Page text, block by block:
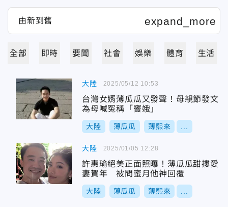
全部 即時 要聞 社會 娛樂 體育 生活
大陸
台灣女婿薄瓜瓜又發聲！母親節發文
為母喊冤稱「竇娥」
大陸 薄瓜瓜 薄熙來
2025/05/12 10:53
大陸
許惠瑜絕美正面照曝！薄瓜瓜甜摟愛
妻賀年 被問蜜月他神回覆
大陸 薄瓜瓜 薄熙來
2025/01/05 12:28